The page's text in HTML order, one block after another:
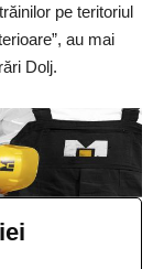
pe teritoriul
au mai
Dolj.